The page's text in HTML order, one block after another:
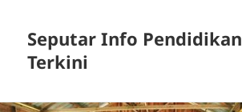
Seputar Info Pendidikan
Terkini